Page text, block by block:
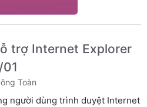
trợ Internet Explorer
Toàn
người dùng trình duyệt Internet